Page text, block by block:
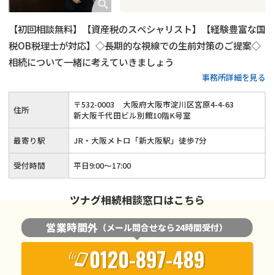
【初回相談無料】【資産税のスペシャリスト】【経験豊富な国
税OB税理士が対応】◇長期的な視線での生前対策のご提案◇
相続について一緒に考えていきましょう
事務所詳細を見る
住所 〒532-0003
大阪府大阪市淀川区宮原4-4-63
新大阪千代田ビル別館10階K号室
最寄り駅 JR・大阪メトロ「新大阪駅」徒歩7分
受付時間 平日9:00〜17:00
ツナグ相続相談窓口はこちら
営業時間外 （メール問合せなら24時間受付）
0120-897-489